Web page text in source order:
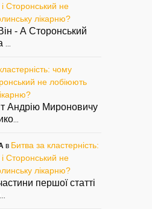
Сторонський не
лікарню?
- А Сторонський
чому
не лобіюють
Андрію Мироновичу
в Битва за кластерність:
Сторонський не
лікарню?
першої статті